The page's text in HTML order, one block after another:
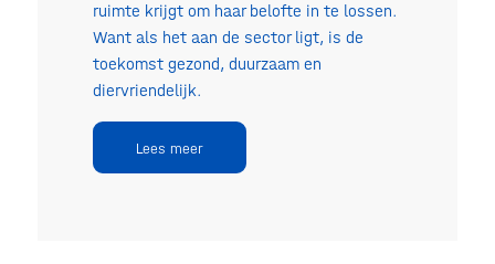
ruimte krijgt om haar belofte in te lossen.
Want als het aan de sector ligt, is de
toekomst gezond, duurzaam en
diervriendelijk.
Lees meer